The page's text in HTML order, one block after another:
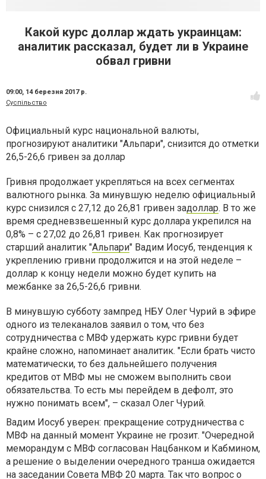
Какой курс доллар ждать украинцам:
аналитик рассказал, будет ли в Украине
обвал гривни
09:00, 14 березня 2017 р.
Суспільство
Официальный курс национальной валюты,
прогнозируют аналитики "Альпари", снизится до отметки
26,5-26,6 гривен за доллар
Гривня продолжает укрепляться на всех сегментах
валютного рынка. За минувшую неделю официальный
курс снизился с 27,12 до 26,81 гривен задоллар. В то же
время средневзвешенный курс доллара укрепился на
0,8% – с 27,02 до 26,81 гривен. Как прогнозирует
старший аналитик "Альпари" Вадим Иосуб, тенденция к
укреплению гривни продолжится и на этой неделе –
доллар к концу недели можно будет купить на
межбанке за 26,5-26,6 гривни.
В минувшую субботу зампред НБУ Олег Чурий в эфире
одного из телеканалов заявил о том, что без
сотрудничества с МВФ удержать курс гривни будет
крайне сложно, напоминает аналитик. "Если брать чисто
математически, то без дальнейшего получения
кредитов от МВФ мы не сможем выполнить свои
обязательства. То есть мы перейдем в дефолт, это
нужно понимать всем", – сказал Олег Чурий.
Вадим Иосуб уверен: прекращение сотрудничества с
МВФ на данный момент Украине не грозит. "Очередной
меморандум с МВФ согласован Нацбанком и Кабмином,
а решение о выделении очередного транша ожидается
на заседании Совета МВФ 20 марта. Так что вопрос о